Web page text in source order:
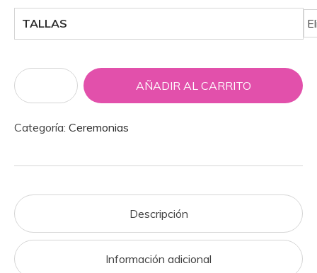
TALLAS
AÑADIR AL CARRITO
Categoría: Ceremonias
Descripción
Información adicional